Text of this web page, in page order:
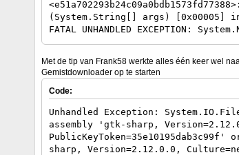
(System.String[] args) [0x00005] in
FATAL UNHANDLED EXCEPTION:
at
(System.String[] args) [0x00005] in
Met de tip van Frank58 werkte alles één keer wel
Gemistdownloader op te starten
Code:
Unhandled Exception:
assembly 'gtk-sharp,
sharp, Version=2.12.0.0,